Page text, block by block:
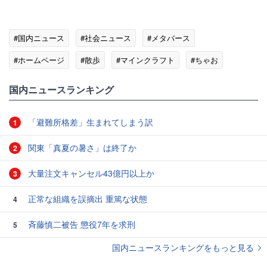
#国内ニュース #社会ニュース
#メタバース
#ホームページ
#散歩 #マインクラフト
#ちゃお
国内ニュースランキング
1 「避難所格差」生まれてしまう訳
2 関東「真夏の暑さ」は終了か
3 大量注文キャンセル43億円以上か
4 正常な組織を誤摘出 重篤な状態
5
斉藤慎二被告 懲役7年を求刑
国内ニュースランキングをもっと見る